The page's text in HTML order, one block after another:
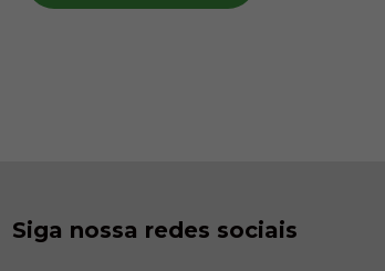
Siga nossa redes sociais